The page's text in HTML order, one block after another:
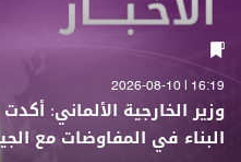
16:19 | 2026-08-10
وزير الخارجية الألماني:
البناء في المفاوضات مع